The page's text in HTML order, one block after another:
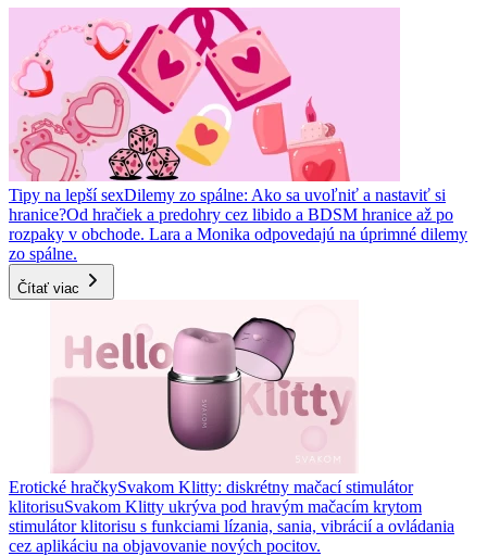
Tipy na lepší sexDilemy zo spálne: Ako sa uvoľniť a nastaviť si
hranice?Od hračiek a predohry cez libido a BDSM hranice až po
rozpaky v obchode. Lara a Monika odpovedajú na úprimné dilemy
zo spálne.
Čítať viac
Erotické hračkySvakom Klitty: diskrétny mačací stimulátor
klitorisuSvakom Klitty ukrýva pod hravým mačacím krytom
stimulátor klitorisu s funkciami lízania, sania, vibrácií a ovládania
cez aplikáciu na objavovanie nových pocitov.